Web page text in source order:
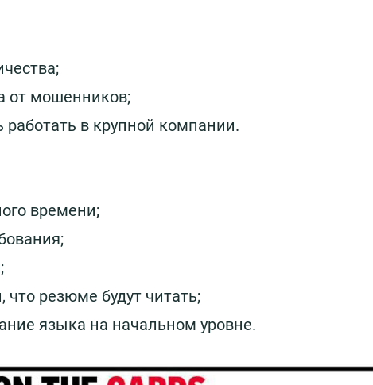
от мошенников;
работать в крупной компании.
времени;
что резюме будут читать;
языка на начальном уровне.